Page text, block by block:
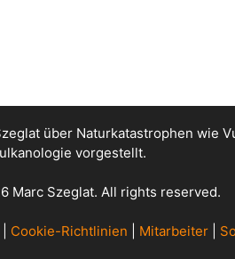
über Naturkatastrophen wie
vorgestellt.
Marc Szeglat. All rights reserved.
Cookie-Richtlinien Mitarbeiter